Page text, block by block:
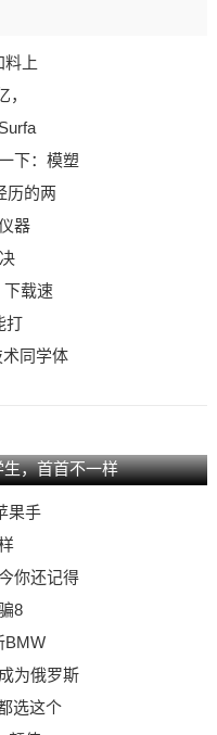
料上
下：模塑
历的两
器
下载速
打
术同学体
，首首不一样
果手
你还记得
8
BMW
为俄罗斯
选这个